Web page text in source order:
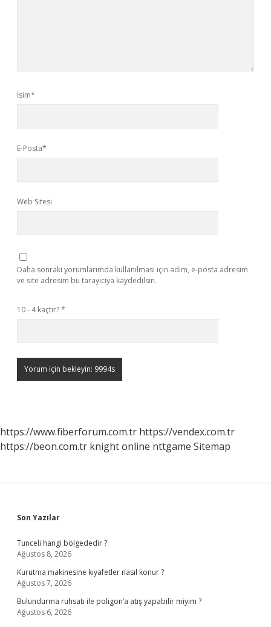
İsim*
E-Posta*
Web Sitesi
Daha sonraki yorumlarımda kullanılması için adım, e-posta adresim
ve site adresim bu tarayıcıya kaydedilsin.
10 - 4 kaçtır?*
https://www.fiberforum.com.tr https://vendex.com.tr
https://beon.com.tr knight online nttgame Sitemap
Sidebar
Son Yazılar
Tunceli hangi bölgededir ?
Ağustos 8, 2026
Kurutma makinesine kıyafetler nasıl konur ?
Ağustos 7, 2026
Bulundurma ruhsatı ile poligon’a atış yapabilir miyim ?
Ağustos 6, 2026